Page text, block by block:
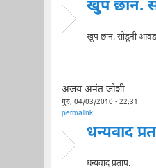
खुप छान.
खुप छान. सोडूनी
अजय अनंत जोशी
गुरु, 04/03/2010 - 22:31
permalink
धन्यवाद
धन्यवाद प्रताप.